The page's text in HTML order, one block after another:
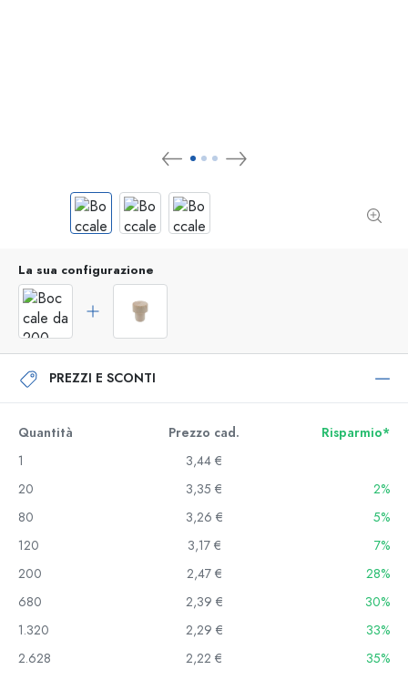
La sua configurazione
PREZZI E SCONTI
Quantità Prezzo cad.
Risparmio*
1
3,44 €
20
3,35 €
2%
80
3,26 €
5%
120
3,17 €
7%
200
2,47 €
28%
680
2,39 €
30%
1.320
2,29 €
33%
2.628
2,22 € 35%